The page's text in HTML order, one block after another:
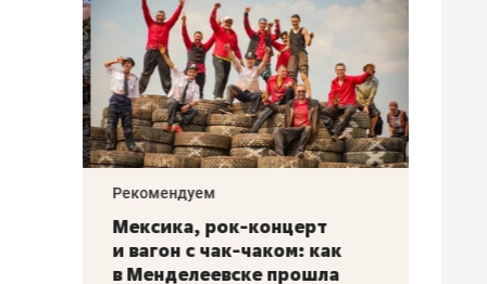
Рекомендуем
Мексика, рок-концерт
и вагон с чак-чаком: как
в Менделеевске прошла